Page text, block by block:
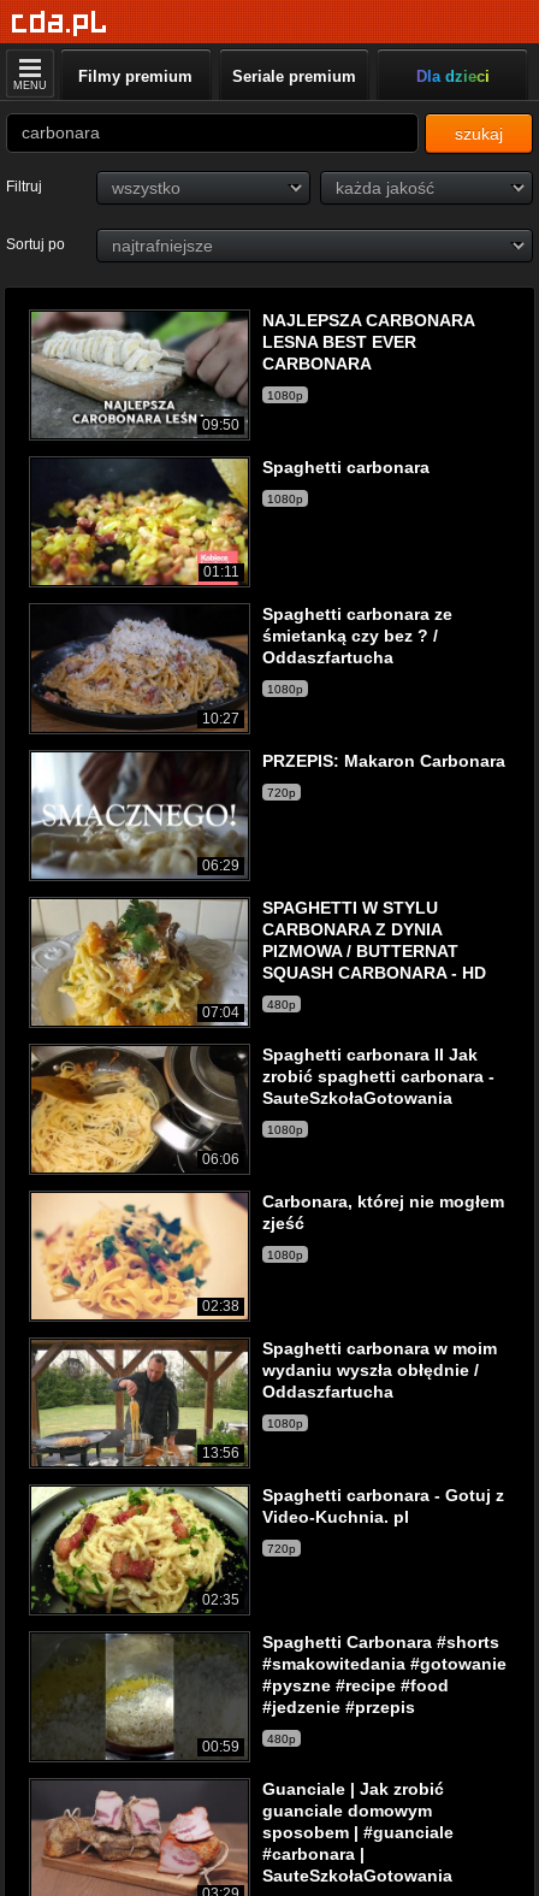
MENU Filmy premium Seriale premium Dla dzieci
szukaj
Filtruj
Sortuj po
09:50
NAJLEPSZA CARBONARA
LESNA BEST EVER
CARBONARA
1080p
01:11
Spaghetti carbonara
1080p
10:27
Spaghetti carbonara ze
śmietanką czy bez ? /
Oddaszfartucha
1080p
06:29
PRZEPIS: Makaron Carbonara
720p
07:04
SPAGHETTI W STYLU
CARBONARA Z DYNIA
PIZMOWA / BUTTERNAT
SQUASH CARBONARA - HD
480p
06:06
Spaghetti carbonara II Jak
zrobić spaghetti carbonara -
SauteSzkołaGotowania
1080p
02:38
Carbonara, której nie mogłem
zjeść
1080p
13:56
Spaghetti carbonara w moim
wydaniu wyszła obłędnie /
Oddaszfartucha
1080p
02:35
Spaghetti carbonara - Gotuj z
Video-Kuchnia. pl
720p
00:59
Spaghetti Carbonara #shorts
#smakowitedania #gotowanie
#pyszne #recipe #food
#jedzenie #przepis
480p
Guanciale | Jak zrobić
guanciale domowym
sposobem | #guanciale
#carbonara |
SauteSzkołaGotowania